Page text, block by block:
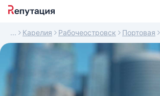
Карелия Рабочеостровск Портовая